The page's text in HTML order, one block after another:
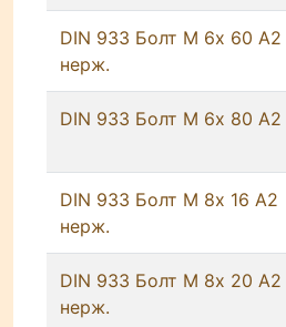
DIN 933 Болт М 6х 60 А2
нерж.
DIN 933 Болт М 6х 80 А2
DIN 933 Болт М 8х 16 А2
нерж.
DIN 933 Болт М 8х 20 А2
нерж.